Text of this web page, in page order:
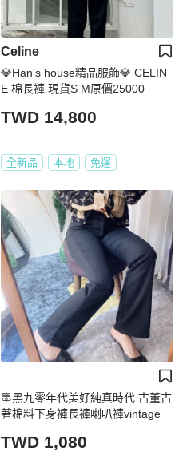
Celine
💎Han's house精品服飾💎 CELIN
E 棉長褲 現貨S M原價25000
TWD 14,800
全新品 本地 免運
墨黑九零年代美好純真時代 古董古
著棉料下身褲長褲喇叭褲vintage
TWD 1,080